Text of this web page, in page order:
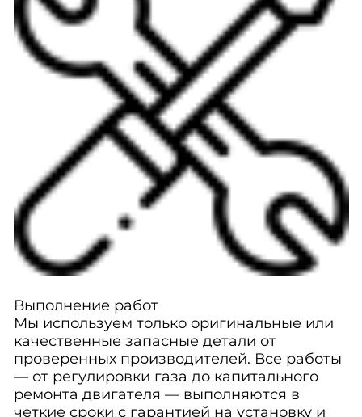
Выполнение работ
Мы используем только оригинальные или
качественные запасные детали от
проверенных производителей. Все работы
— от регулировки газа до капитального
ремонта двигателя — выполняются в
четкие сроки с гарантией на установку и